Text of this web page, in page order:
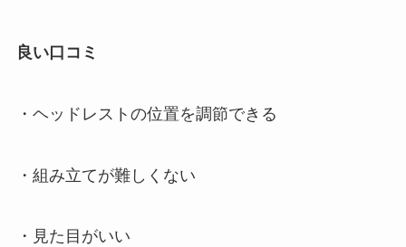
良い口コミ
・ヘッドレストの位置を調節できる
・組み立てが難しくない
・見た目がいい